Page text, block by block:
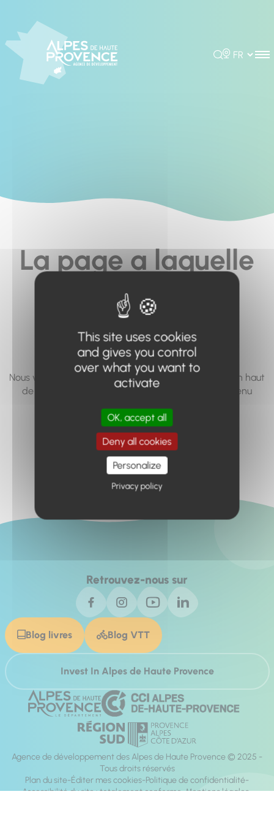
Rechercher
Choisir la
La page a laquelle
vous cherchez à
accéder n'existe
pas... ou plus.
Nous vous invitons à utiliser le moteur de recherche en haut
de page, ou à utiliser le menu pour trouver le contenu
Retour à l'accueil
Retrouvez-nous sur
Blog livres Blog VTT
Invest In Alpes de Haute Provence
Agence de développement des Alpes de Haute Provence © 2025 -
Tous droits réservés
Plan du site Éditer mes cookies Politique de confidentialité
Accessibilité du site : totalement conforme Mentions légales
This site uses cookies
and gives you control
over what you want to
activate
OK, accept all
Deny all cookies
Personalize
Privacy policy